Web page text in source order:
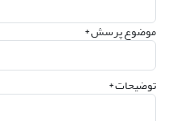
موضوع پرسش *
توضیحات *